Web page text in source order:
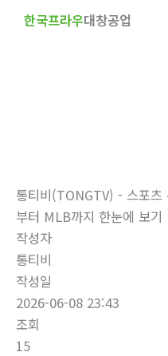
한국프라우대창공업
통티비(TONGTV) - 스포
부터 MLB까지 한눈에 보기
작성자
통티비
작성일
2026-06-08 23:43
조회
15